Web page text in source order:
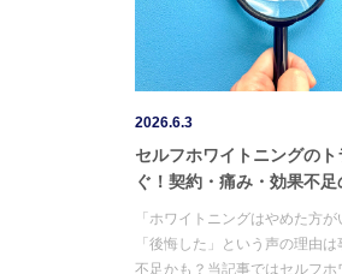
ているはずです。
2026.6.3
セルフホワイトニングの
ぐ！契約・痛み・効果不
「ホワイトニングはやめた方が
「後悔した」という声の理由
不足かも？当記事ではセルフホ